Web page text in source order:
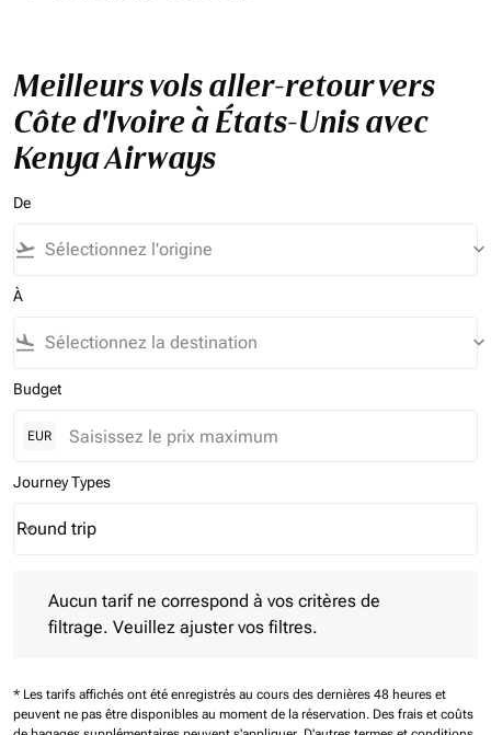
Meilleurs vols aller-retour vers
Côte d'Ivoire à États-Unis avec
Kenya Airways
De
flight_takeoff keyboard_arrow_down
À
flight_land keyboard_arrow_down
Budget
EUR
Journey Types
Journey Types option Round trip Selected
Round trip
keyboard_arrow_down
Aucun tarif ne correspond à vos critères de
filtrage. Veuillez ajuster vos filtres.
* Les tarifs affichés ont été enregistrés au cours des dernières 48 heures et
peuvent ne pas être disponibles au moment de la réservation. Des frais et coûts